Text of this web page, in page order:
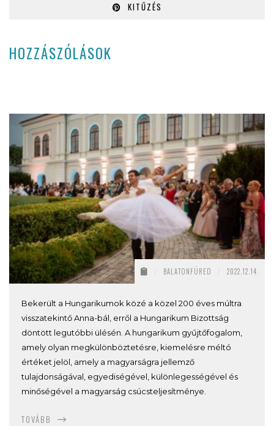
KITŰZÉS
HOZZÁSZÓLÁSOK
BALATONFÜRED 2022.12.14.
Bekerült a Hungarikumok közé a közel 200 éves múltra
visszatekintő Anna-bál, erről a Hungarikum Bizottság
döntött legutóbbi ülésén. A hungarikum gyűjtőfogalom,
amely olyan megkülönböztetésre, kiemelésre méltó
értéket jelöl, amely a magyarságra jellemző
tulajdonságával, egyediségével, különlegességével és
minőségével a magyarság csúcsteljesítménye.
TOVÁBB